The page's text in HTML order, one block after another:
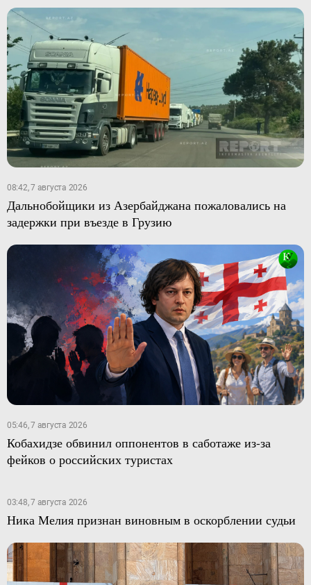
08:42, 7 августа 2026
Дальнобойщики из Азербайджана пожаловались на
задержки при въезде в Грузию
05:46, 7 августа 2026
Кобахидзе обвинил оппонентов в саботаже из-за
фейков о российских туристах
03:48, 7 августа 2026
Ника Мелия признан виновным в оскорблении судьи